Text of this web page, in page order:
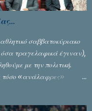
σαββατοκύριακο
όσα τραγελαφικά έγιναν),
με την πολιτική.
τόσο «ανάλαφρες»